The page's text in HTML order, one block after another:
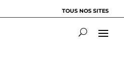
TOUS NOS SITES